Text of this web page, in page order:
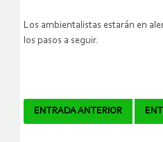
Los ambientalistas estarán en
los pasos a seguir.
Navegador
ENTRADA ANTERIOR